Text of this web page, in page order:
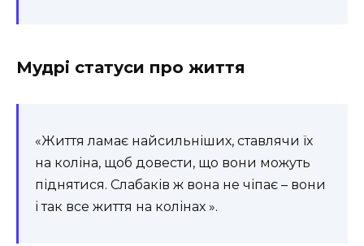
Мудрі статуси про життя
«Життя ламає найсильніших, ставлячи їх
на коліна, щоб довести, що вони можуть
піднятися. Слабаків ж вона не чіпає – вони
і так все життя на колінах ».